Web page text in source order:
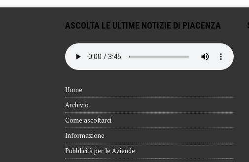
ASCOLTA LE ULTIME NOTIZIE DI PIACENZA
Home
Archivio
Come ascoltarci
Informazione
Pubblicità per le Aziende